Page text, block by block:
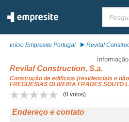
Início Empresite Portugal Revilaf
Revilaf Construction, S.a.
Construção de edifícios (residenciais e
FREGUESIAS OLIVEIRA FRADES SOUTO
(0 votos)
Endereço e contato